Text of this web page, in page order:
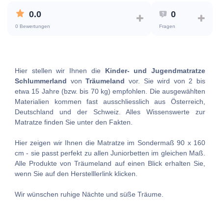
0.0
0 Bewertungen
0
Fragen
Hier stellen wir Ihnen die Kinder- und Jugendmatratze
Schlummerland vonTräumeland vor. Sie wird von 2 bis
etwa 15 Jahre (bzw. bis 70 kg) empfohlen. Die ausgewählten
Materialien kommen fast ausschliesslich aus Österreich,
Deutschland und der Schweiz. Alles Wissenswerte zur
Matratze finden Sie unter den Fakten.
Hier zeigen wir Ihnen die Matratze im Sondermaß 90 x 160
cm - sie passt perfekt zu allen Juniorbetten im gleichen Maß.
Alle Produkte von Träumeland auf einen Blick erhalten Sie,
wenn Sie auf den Herstelllerlink klicken.
Wir wünschen ruhige Nächte und süße Träume.